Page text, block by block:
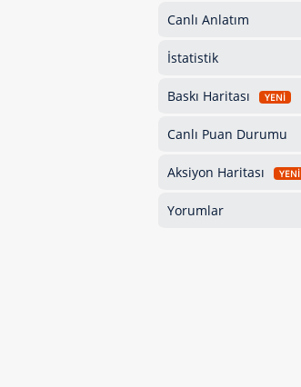
Canlı Anlatım
İstatistik
Baskı Haritası YENİ
Canlı Puan Durumu
Aksiyon Haritası YENİ
Yorumlar